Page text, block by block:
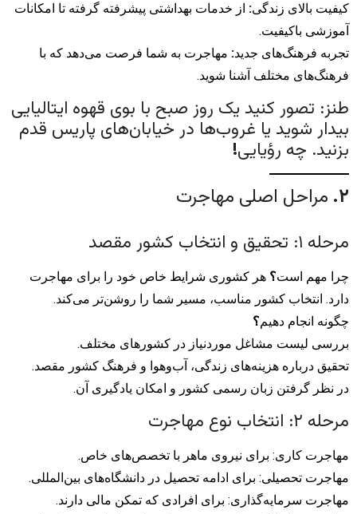
کیفیت بالای زندگی: از خدمات بهداشتی پیشرفته گرفته تا امکانات
آموزشی باکیفیت.
تجربه فرهنگ‌های جدید: مهاجرت به شما فرصت می‌دهد که با
فرهنگ‌های مختلف آشنا شوید.
طنز: تصور کنید یک روز صبح با بوی قهوه ایتالیایی
بیدار شوید یا غروب‌ها در خیابان‌های پاریس قدم
بزنید. چه رؤیایی!
۲. مراحل اصلی مهاجرت
مرحله ۱: تحقیق و انتخاب کشور مقصد
چرا مهم است؟ هر کشوری شرایط خاص خود را برای مهاجرت
دارد. انتخاب کشور مناسب، مسیر شما را روشن‌تر می‌کند.
چگونه انجام دهیم؟
بررسی لیست مشاغل موردنیاز در کشورهای مختلف.
تحقیق درباره هزینه‌های زندگی، آب‌وهوا و فرهنگ کشور مقصد.
در نظر گرفتن زبان رسمی کشور و امکان یادگیری آن.
مرحله ۲: انتخاب نوع مهاجرت
مهاجرت کاری: برای نیروی ماهر با تخصص‌های خاص.
مهاجرت تحصیلی: برای ادامه تحصیل در دانشگاه‌های بین‌المللی.
مهاجرت سرمایه‌گذاری: برای افرادی که تمکن مالی دارند.